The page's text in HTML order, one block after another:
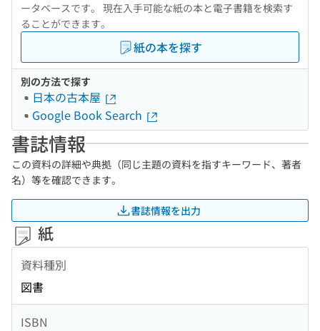
ータベースです。 現在入手可能な紙の本と電子書籍を検索す
ることができます。
紙の本を探す
別の方法で探す
日本の古本屋
Google Book Search
書誌情報
この資料の詳細や典拠（同じ主題の資料を指すキーワード、著者
名）等を確認できます。
書誌情報を出力
紙
資料種別
図書
ISBN